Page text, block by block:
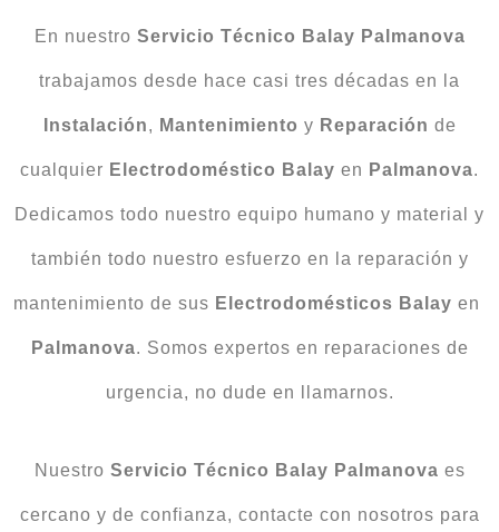
En nuestro Servicio Técnico Balay Palmanova
trabajamos desde hace casi tres décadas en la
Instalación, Mantenimiento y Reparación de
cualquier Electrodoméstico Balay en Palmanova.
Dedicamos todo nuestro equipo humano y material y
también todo nuestro esfuerzo en la reparación y
mantenimiento de sus Electrodomésticos Balay en
Palmanova. Somos expertos en reparaciones de
urgencia, no dude en llamarnos.
Nuestro Servicio Técnico Balay Palmanova es
cercano y de confianza, contacte con nosotros para